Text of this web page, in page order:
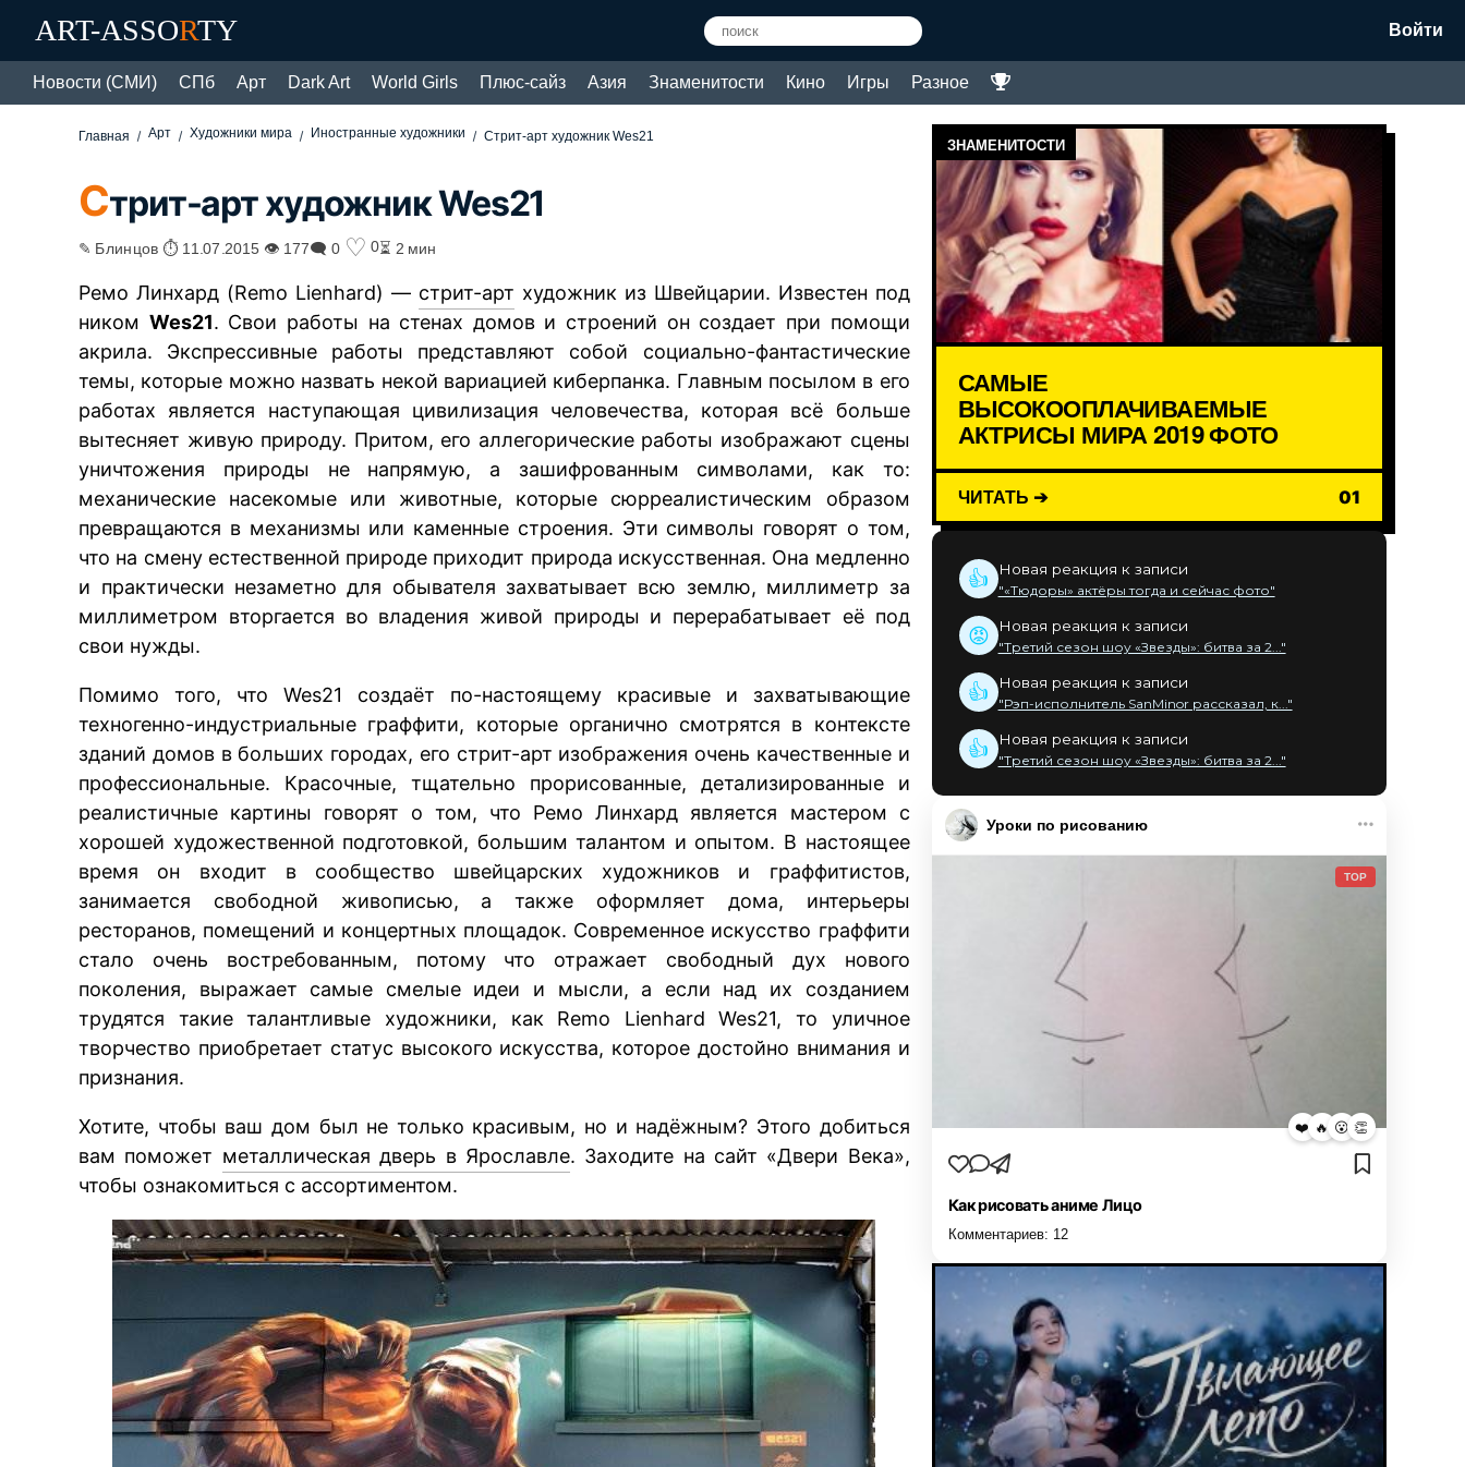
ART-ASSORTY Войти
Новости (СМИ) СПб Арт Dark Art World Girls Плюс-сайз Азия Знаменитости Кино Игры Разное
Главная Арт Художники мира Иностранные художники Стрит-арт художник Wes21
Стрит-арт художник Wes21
✎ Блинцов ⏱ 11.07.2015 👁 177🗨 0 ♡ 0⏳ 2 мин
Ремо Линхард (Remo Lienhard) — стрит-арт художник из Швейцарии. Известен под
ником Wes21. Свои работы на стенах домов и строений он создает при помощи
акрила. Экспрессивные работы представляют собой социально-фантастические
темы, которые можно назвать некой вариацией киберпанка. Главным посылом в его
работах является наступающая цивилизация человечества, которая всё больше
вытесняет живую природу. Притом, его аллегорические работы изображают сцены
уничтожения природы не напрямую, а зашифрованным символами, как то:
механические насекомые или животные, которые сюрреалистическим образом
превращаются в механизмы или каменные строения. Эти символы говорят о том,
что на смену естественной природе приходит природа искусственная. Она медленно
и практически незаметно для обывателя захватывает всю землю, миллиметр за
миллиметром вторгается во владения живой природы и перерабатывает её под
свои нужды.
Помимо того, что Wes21 создаёт по-настоящему красивые и захватывающие
техногенно-индустриальные граффити, которые органично смотрятся в контексте
зданий домов в больших городах, его стрит-арт изображения очень качественные и
профессиональные. Красочные, тщательно прорисованные, детализированные и
реалистичные картины говорят о том, что Ремо Линхард является мастером с
хорошей художественной подготовкой, большим талантом и опытом. В настоящее
время он входит в сообщество швейцарских художников и граффитистов,
занимается свободной живописью, а также оформляет дома, интерьеры
ресторанов, помещений и концертных площадок. Современное искусство граффити
стало очень востребованным, потому что отражает свободный дух нового
поколения, выражает самые смелые идеи и мысли, а если над их созданием
трудятся такие талантливые художники, как Remo Lienhard Wes21, то уличное
творчество приобретает статус высокого искусства, которое достойно внимания и
признания.
Хотите, чтобы ваш дом был не только красивым, но и надёжным? Этого добиться
вам поможет металлическая дверь в Ярославле. Заходите на сайт «Двери Века»,
чтобы ознакомиться с ассортиментом.
ЗНАМЕНИТОСТИ
САМЫЕ
ВЫСОКООПЛАЧИВАЕМЫЕ
АКТРИСЫ МИРА 2019 ФОТО
ЧИТАТЬ ➔ 01
👍 Новая реакция к записи
"«Тюдоры» актёры тогда и сейчас фото"
😡 Новая реакция к записи
"Третий сезон шоу «Звезды»: битва за 2..."
👍 Новая реакция к записи
"Рэп-исполнитель SanMinor рассказал, к..."
👍 Новая реакция к записи
"Третий сезон шоу «Звезды»: битва за 2..."
Уроки по рисованию
TOP
❤️ 🔥 😮 👏
Как рисовать аниме Лицо
Комментариев: 12